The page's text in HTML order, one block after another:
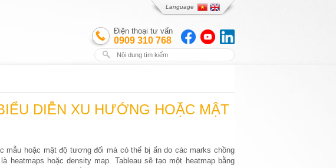
Language
Điện thoại tư vấn
0909 310 768
DIỄN XU HƯỚNG HOẶC MẬT
mẫu hoặc mật độ tương đối mà có thể bị ẩn do các marks chồng
heatmaps hoặc density map. Tableau sẽ tạo một heatmap bằng